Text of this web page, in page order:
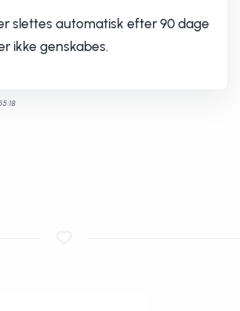
slettes automatisk efter 90 dage
ikke genskabes.